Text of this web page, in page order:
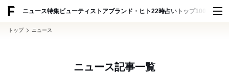
ニュース特集ビューティ ストアブランド・ヒト22時占い トップ100 スナッ
トップ ニュース
ニュース記事一覧